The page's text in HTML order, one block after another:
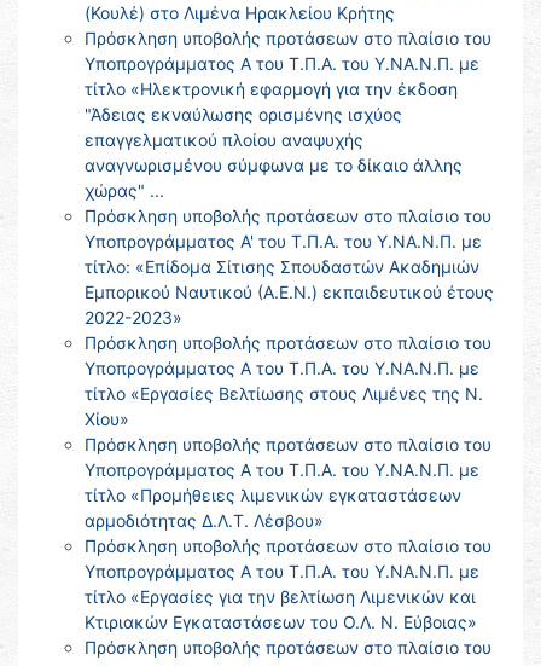
(Κουλέ) στο Λιμένα Ηρακλείου Κρήτης
Πρόσκληση υποβολής προτάσεων στο πλαίσιο του
Υποπρογράμματος Α του Τ.Π.Α. του Υ.ΝΑ.Ν.Π. με
τίτλο «Ηλεκτρονική εφαρμογή για την έκδοση
"Άδειας εκναύλωσης ορισμένης ισχύος
επαγγελματικού πλοίου αναψυχής
αναγνωρισμένου σύμφωνα με το δίκαιο άλλης
χώρας" ...
Πρόσκληση υποβολής προτάσεων στο πλαίσιο του
Υποπρογράμματος Α' του Τ.Π.Α. του Υ.ΝΑ.Ν.Π. με
τίτλο: «Επίδομα Σίτισης Σπουδαστών Ακαδημιών
Εμπορικού Ναυτικού (Α.Ε.Ν.) εκπαιδευτικού έτους
2022-2023»
Πρόσκληση υποβολής προτάσεων στο πλαίσιο του
Υποπρογράμματος Α του Τ.Π.Α. του Υ.ΝΑ.Ν.Π. με
τίτλο «Εργασίες Βελτίωσης στους Λιμένες της Ν.
Χίου»
Πρόσκληση υποβολής προτάσεων στο πλαίσιο του
Υποπρογράμματος Α του Τ.Π.Α. του Υ.ΝΑ.Ν.Π. με
τίτλο «Προμήθειες λιμενικών εγκαταστάσεων
αρμοδιότητας Δ.Λ.Τ. Λέσβου»
Πρόσκληση υποβολής προτάσεων στο πλαίσιο του
Υποπρογράμματος Α του Τ.Π.Α. του Υ.ΝΑ.Ν.Π. με
τίτλο «Εργασίες για την βελτίωση Λιμενικών και
Κτιριακών Εγκαταστάσεων του Ο.Λ. Ν. Εύβοιας»
Πρόσκληση υποβολής προτάσεων στο πλαίσιο του